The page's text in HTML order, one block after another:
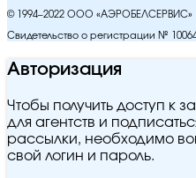
© 1994–2022 ООО «АЭРОБЕЛСЕРВИС»
Свидетельство о регистрации №
Авторизация
Чтобы получить доступ к
для агентств и
рассылки, необходимо
свой логин и пароль.